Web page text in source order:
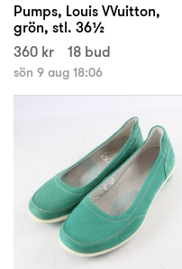
Pumps, Louis VVuitton,
grön, stl. 36½
360 kr
18 bud
sön 9 aug 18:06